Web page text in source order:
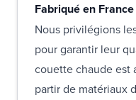
Fabriqué en France
Nous privilégions
pour garantir leur
couette chaude est
partir de matériaux